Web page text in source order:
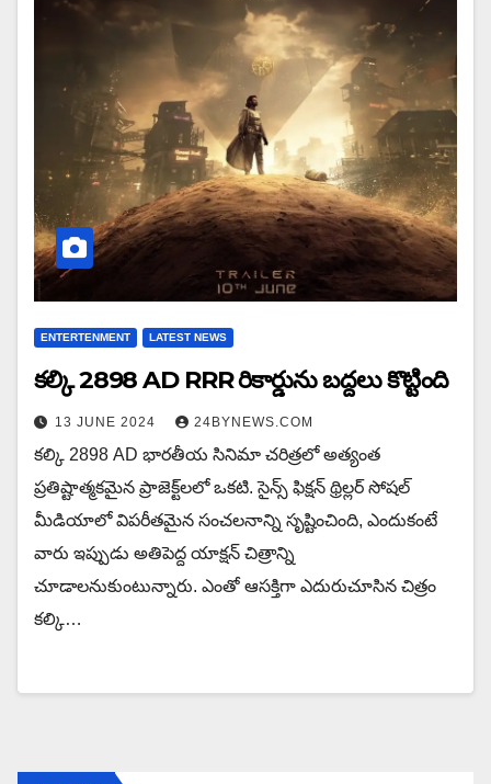
ENTERTENMENT LATEST NEWS
కల్కి 2898 AD RRR రికార్డును బద్దలు కొట్టింది
13 JUNE 2024 24BYNEWS.COM
కల్కి 2898 AD భారతీయ సినిమా చరిత్రలో అత్యంత
ప్రతిష్టాత్మకమైన ప్రాజెక్ట్‌లలో ఒకటి. సైన్స్ ఫిక్షన్ థ్రిల్లర్ సోషల్
మీడియాలో విపరీతమైన సంచలనాన్ని సృష్టించింది, ఎందుకంటే
వారు ఇప్పుడు అతిపెద్ద యాక్షన్ చిత్రాన్ని
చూడాలనుకుంటున్నారు. ఎంతో ఆసక్తిగా ఎదురుచూసిన చిత్రం
కల్కి…